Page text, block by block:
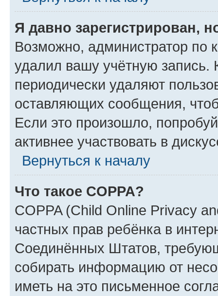
Я давно зарегистрирован,
Возможно, администратор по
удалил вашу учётную запись.
периодически удаляют
оставляющих сообщения,
Если это произошло,
активнее участвовать в
Вернуться к началу
Что такое COPPA?
COPPA (Child Online Privacy
частных прав ребёнка в
Соединённых Штатов,
собирать информацию от
иметь на это письменное